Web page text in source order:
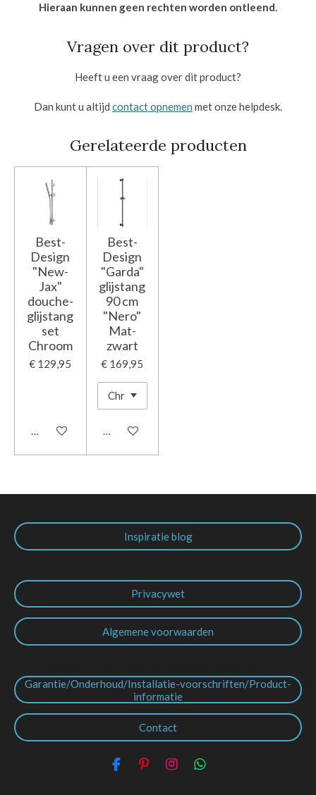
Hieraan kunnen geen rechten worden ontleend.
Vragen over dit product?
Heeft u een vraag over dit product?
Dan kunt u altijd contact opnemen met onze helpdesk.
Gerelateerde producten
Best-
Design
"New-
Jax"
douche-
glijstang
set
Chroom
€ 129,95
In winkelwagen
Best-
Design
"Garda"
glijstang
90 cm
"Nero"
Mat-
zwart
€ 169,95
In winkelwagen
Inspiratie blog
Privacywet
Algemene voorwaarden
Garantie/Onderhoud/Installatie-voorschriften/Product-
informatie
Contact
F
P
I
W